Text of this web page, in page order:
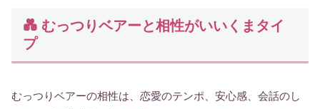
💑 むっつりベアーと相性がいいくまタイ
プ
むっつりベアーの相性は、恋愛のテンポ、安心感、会話のし